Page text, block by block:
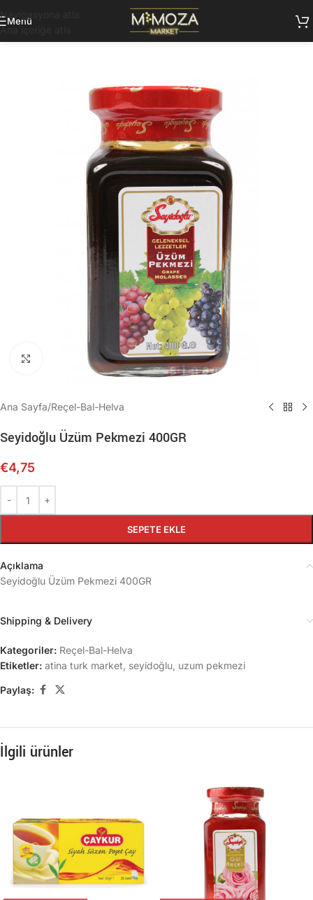
Navigasyona atla
Ana içeriğe atla
Menü
Büyütmek için tıklayın
Ana Sayfa/Reçel-Bal-Helva
Seyidoğlu Üzüm Pekmezi 400GR
€4,75
SEPETE EKLE
Açıklama
Seyidoğlu Üzüm Pekmezi 400GR
Shipping & Delivery
Kategoriler: Reçel-Bal-Helva
Etiketler: atina turk market seyidoğlu uzum pekmezi
Paylaş:
İlgili ürünler